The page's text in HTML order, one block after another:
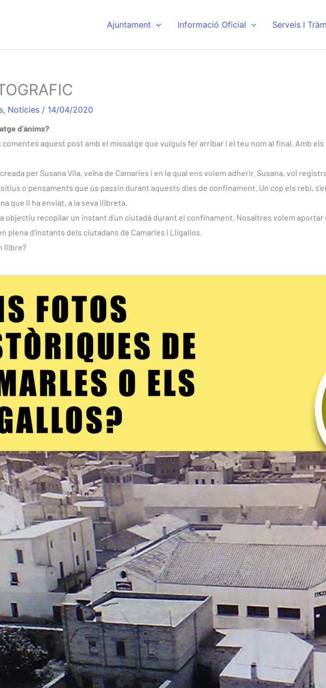
Ajuntament Informació Oficial Serveis I
, Notícies / 14/04/2020
d’ànims?
comentes aquest post amb el missatge que vulguis fer arribar i el teu nom al final. Amb
per Susana Vila, veïna de Camarles i en la qual ens volem adherir. Susana, vol
o pensaments que ús passin durant aquests dies de confinament. Un cop els rebi,
que li ha enviat, a la seva llibreta.
objectiu recopilar un instant d’un ciutadà durant el confinament. Nosaltres volem aportar
plena d’instants dels ciutadans de Camarles i Lligallos.
llibre?